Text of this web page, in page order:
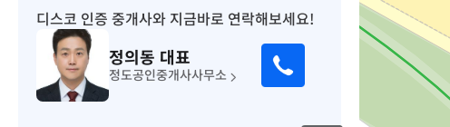
디스코 인증 중개사와 지금바로 연락해보세요!
정의동 대표
정도공인중개사사무소